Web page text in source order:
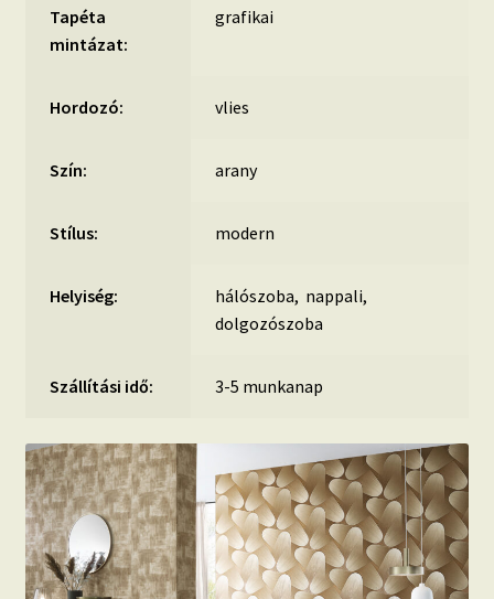
Tapéta
mintázat:
grafikai
Hordozó: vlies
Szín: arany
Stílus: modern
Helyiség:
hálószoba, nappali,
dolgozószoba
Szállítási idő: 3-5 munkanap